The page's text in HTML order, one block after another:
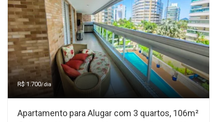
R$ 1.700/dia
Apartamento para Alugar com 3 quartos, 106m²